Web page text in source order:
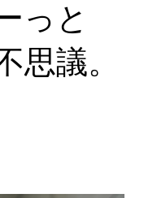
っと
思議。